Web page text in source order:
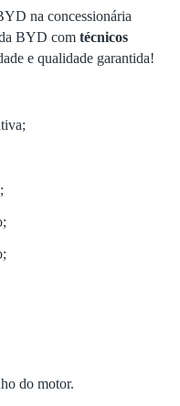
na concessionária
BYD com técnicos
e qualidade garantida!
do motor.